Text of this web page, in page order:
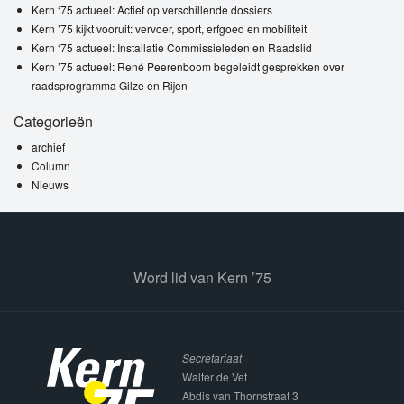
Kern ‘75 actueel: Actief op verschillende dossiers
Kern ’75 kijkt vooruit: vervoer, sport, erfgoed en mobiliteit
Kern ‘75 actueel: Installatie Commissieleden en Raadslid
Kern ’75 actueel: René Peerenboom begeleidt gesprekken over
raadsprogramma Gilze en Rijen
Categorieën
archief
Column
Nieuws
Word lid van Kern ’75
Secretariaat
Walter de Vet
Abdis van Thornstraat 3